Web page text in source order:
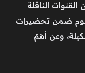
الناقلة
اليوم ضمن تحضيرات
والتشكيلة، وعن أهمّ